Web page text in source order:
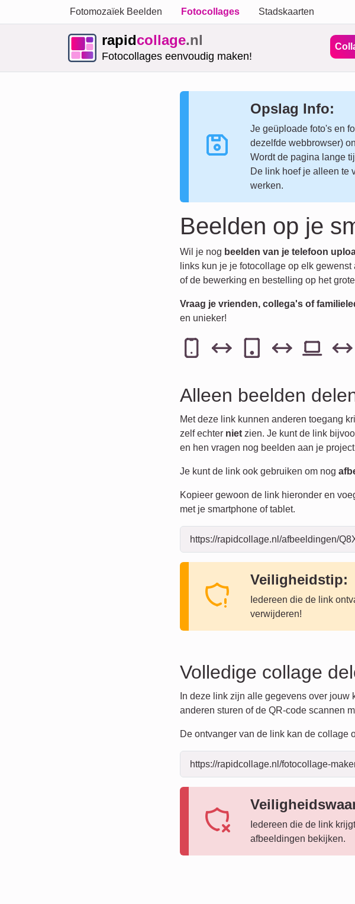
Fotomozaïek Beelden Fotocollages Stadskaarten
rapidcollage.nl
Fotocollages eenvoudig maken!
Opslag Info:
Je geüploade foto's en
dezelfde webbrowser)
Wordt de pagina lange
De link hoef je alleen te
werken.
Beelden op je
Wil je nog beelden van je telefoon
links kun je je fotocollage op elk
of de bewerking en bestelling op het
Vraag je vrienden, collega's of
en unieker!
Alleen beelden
Met deze link kunnen anderen toegang
zelf echter niet zien. Je kunt de link
en hen vragen nog beelden aan je
Je kunt de link ook gebruiken om nog
Kopieer gewoon de link hieronder en
met je smartphone of tablet.
Veiligheidstip:
Iedereen die de link
verwijderen!
Volledige collage
In deze link zijn alle gegevens over
anderen sturen of de QR-code scannen
De ontvanger van de link kan de collage
Iedereen die de link
afbeeldingen bekijken.